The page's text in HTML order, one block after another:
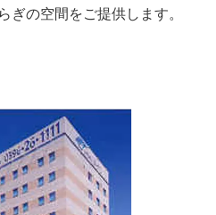
ぎの空間をご提供します。